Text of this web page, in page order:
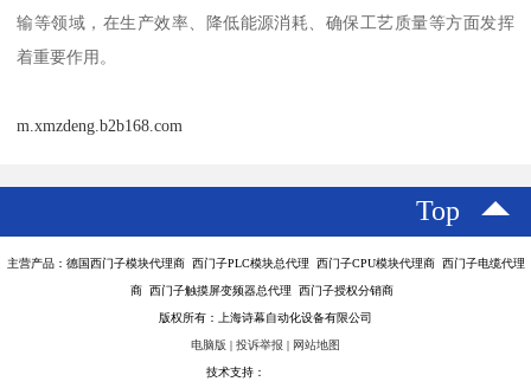
输等领域，在生产效率、降低能源消耗、确保工艺质量等方面发挥
着重要作用。
m.xmzdeng.b2b168.com
Top
主营产品：德国西门子模块代理商 西门子PLC模块总代理 西门子CPU模块代理商 西门子电缆代理
商 西门子触摸屏变频器总代理 西门子授权分销商
版权所有：上海诗幕自动化设备有限公司
电脑版 | 投诉举报 | 网站地图
技术支持：